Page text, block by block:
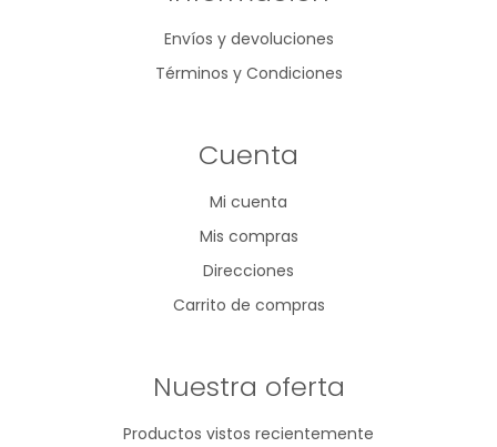
Envíos y devoluciones
Términos y Condiciones
Cuenta
Mi cuenta
Mis compras
Direcciones
Carrito de compras
Nuestra oferta
Productos vistos recientemente